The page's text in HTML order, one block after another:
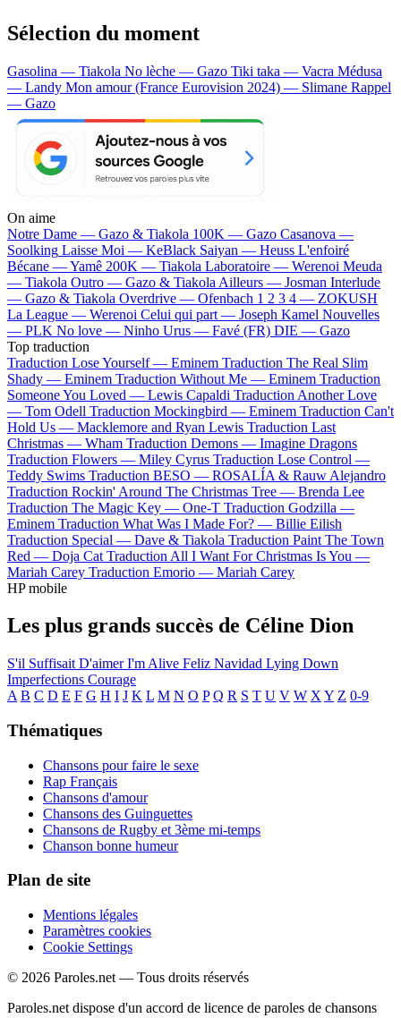
Sélection du moment
Gasolina — Tiakola No lèche — Gazo Tiki taka — Vacra Médusa
— Landy Mon amour (France Eurovision 2024) — Slimane Rappel
— Gazo
On aime
Notre Dame — Gazo & Tiakola 100K — Gazo Casanova —
Soolking Laisse Moi — KeBlack Saiyan — Heuss L'enfoiré
Bécane —Yamê 200K — Tiakola Laboratoire — Werenoi Meuda
— Tiakola Outro — Gazo & Tiakola Ailleurs — Josman Interlude
— Gazo & Tiakola Overdrive — Ofenbach 1 2 3 4 — ZOKUSH
La League — Werenoi Celui qui part — Joseph Kamel Nouvelles
— PLK No love — Ninho Urus — Favé (FR) DIE — Gazo
Top traduction
Traduction Lose Yourself — Eminem Traduction The Real Slim
Shady — Eminem Traduction Without Me — Eminem Traduction
Someone You Loved — Lewis Capaldi Traduction Another Love
— Tom Odell Traduction Mockingbird — Eminem Traduction Can't
Hold Us — Macklemore and Ryan Lewis Traduction Last
Christmas — Wham Traduction Demons — Imagine Dragons
Traduction Flowers — Miley Cyrus Traduction Lose Control —
Teddy Swims Traduction BESO — ROSALÍA & Rauw Alejandro
Traduction Rockin' Around The Christmas Tree — Brenda Lee
Traduction The Magic Key — One-T Traduction Godzilla —
Eminem Traduction What Was I Made For? — Billie Eilish
Traduction Special — Dave & Tiakola Traduction Paint The Town
Red — Doja Cat Traduction All I Want For Christmas Is You —
Mariah Carey Traduction Emorio — Mariah Carey
HP mobile
Les plus grands succès de Céline Dion
S'il Suffisait D'aimerI'm Alive Feliz Navidad Lying Down
Imperfections Courage
A B C D E F G H I J K L M N O P Q R S T U V W X Y Z 0-9
Thématiques
Chansons pour faire le sexe
Rap Français
Chansons d'amour
Chansons des Guinguettes
Chansons de Rugby et 3ème mi-temps
Chanson bonne humeur
Plan de site
Mentions légales
Paramètres cookies
Cookie Settings
© 2026 Paroles.net — Tous droits réservés
Paroles.net dispose d'un accord de licence de paroles de chansons